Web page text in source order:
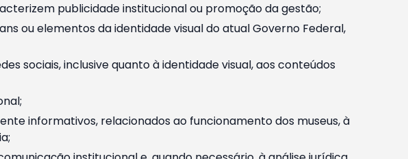
publicidade institucional ou promoção da gestão;
ou elementos da identidade visual do atual Governo Federal,
sociais, inclusive quanto à identidade visual, aos conteúdos
informativos, relacionados ao funcionamento dos museus, à